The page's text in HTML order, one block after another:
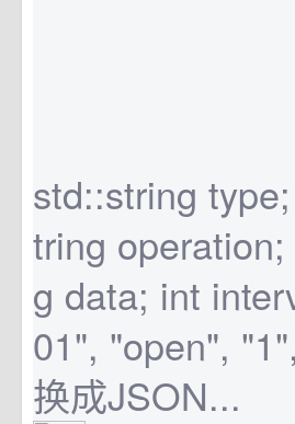
std::string
tring
g data; int
01", "open",
换成JSON...